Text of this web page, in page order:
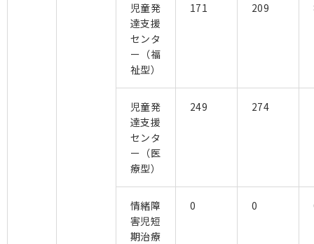
児童発
達支援
センタ
ー（福
祉型）
171 209
児童発
達支援
センタ
ー（医
療型）
249 274
情緒障
害児短
期治療
0 0